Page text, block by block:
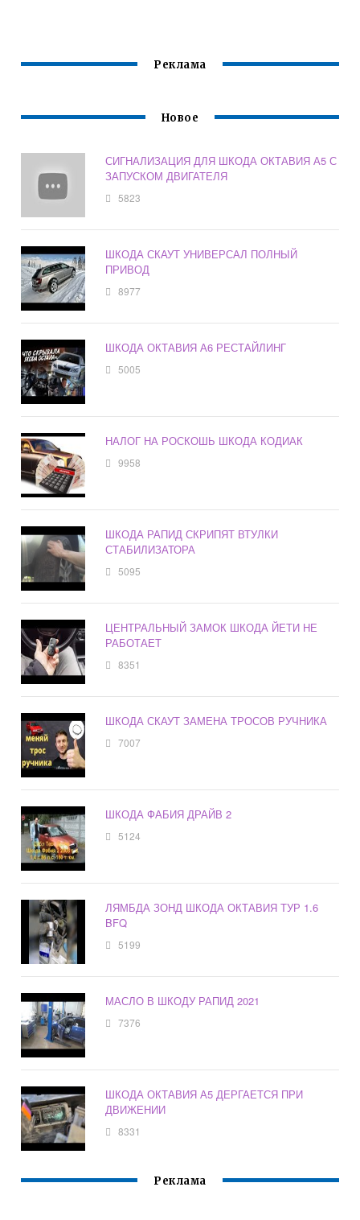
Реклама
Новое
СИГНАЛИЗАЦИЯ ДЛЯ ШКОДА ОКТАВИЯ А5 С
ЗАПУСКОМ ДВИГАТЕЛЯ
5823
ШКОДА СКАУТ УНИВЕРСАЛ ПОЛНЫЙ
ПРИВОД
8977
ШКОДА ОКТАВИЯ А6 РЕСТАЙЛИНГ
5005
НАЛОГ НА РОСКОШЬ ШКОДА КОДИАК
9958
ШКОДА РАПИД СКРИПЯТ ВТУЛКИ
СТАБИЛИЗАТОРА
5095
ЦЕНТРАЛЬНЫЙ ЗАМОК ШКОДА ЙЕТИ НЕ
РАБОТАЕТ
8351
ШКОДА СКАУТ ЗАМЕНА ТРОСОВ РУЧНИКА
7007
ШКОДА ФАБИЯ ДРАЙВ 2
5124
ЛЯМБДА ЗОНД ШКОДА ОКТАВИЯ ТУР 1.6
BFQ
5199
МАСЛО В ШКОДУ РАПИД 2021
7376
ШКОДА ОКТАВИЯ А5 ДЕРГАЕТСЯ ПРИ
ДВИЖЕНИИ
8331
Реклама